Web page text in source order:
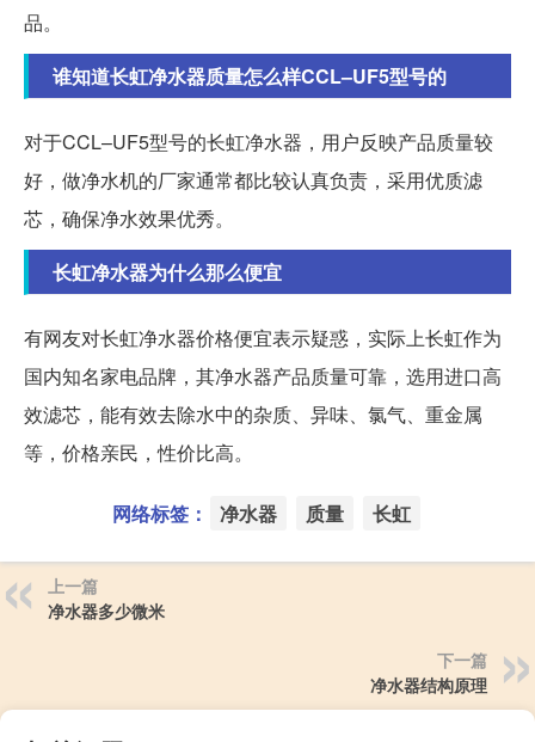
品。
谁知道长虹净水器质量怎么样CCL–UF5型号的
对于CCL–UF5型号的长虹净水器，用户反映产品质量较
好，做净水机的厂家通常都比较认真负责，采用优质滤
芯，确保净水效果优秀。
长虹净水器为什么那么便宜
有网友对长虹净水器价格便宜表示疑惑，实际上长虹作为
国内知名家电品牌，其净水器产品质量可靠，选用进口高
效滤芯，能有效去除水中的杂质、异味、氯气、重金属
等，价格亲民，性价比高。
网络标签： 净水器 质量 长虹
上一篇
净水器多少微米
下一篇
净水器结构原理